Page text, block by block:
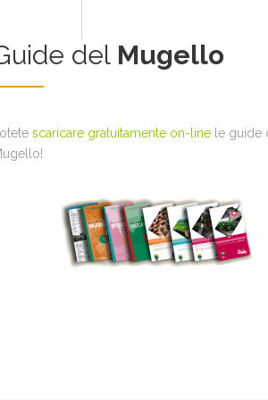
del Mugello
scaricare gratuitamente on-line le guide